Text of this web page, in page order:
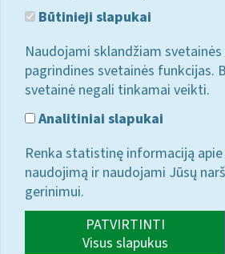
Būtinieji slapukai
Naudojami sklandžiam
pagrindines svetainės funkcijas.
svetainė negali tinkamai veikti.
Analitiniai slapukai
Renka statistinę informaciją
naudojimą ir naudojami Jūsų
gerinimui.
PATVIRTINTI
Visus slapukus